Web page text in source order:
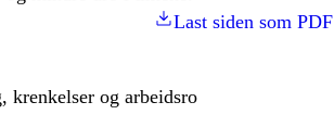
Last siden som PDF
krenkelser og arbeidsro